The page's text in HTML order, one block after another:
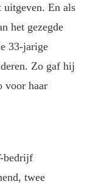
uitgeven. En als
het gezegde
33-jarige
Zo gaf hij
voor haar
bedrijf
twee